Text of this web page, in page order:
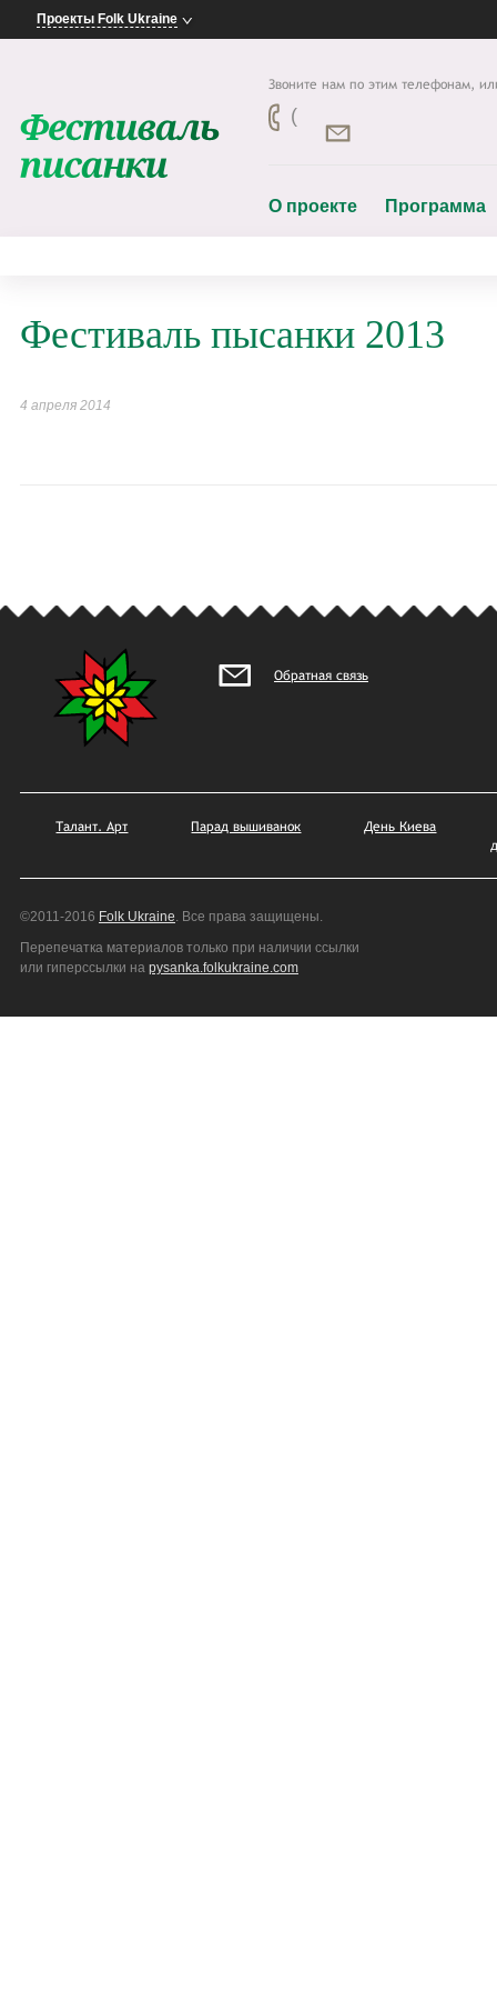
Проекты Folk Ukraine
Звоните нам по этим телефонам,
(
О проекте Программа
Фестиваль пысанки 2013
4 апреля 2014
Обратная связь
Талант. Арт Парад вышиванок
День Киева
©2011-2016 Folk Ukraine. Все права защищены.
Перепечатка материалов только при наличии ссылки
или гиперссылки на pysanka.folkukraine.com